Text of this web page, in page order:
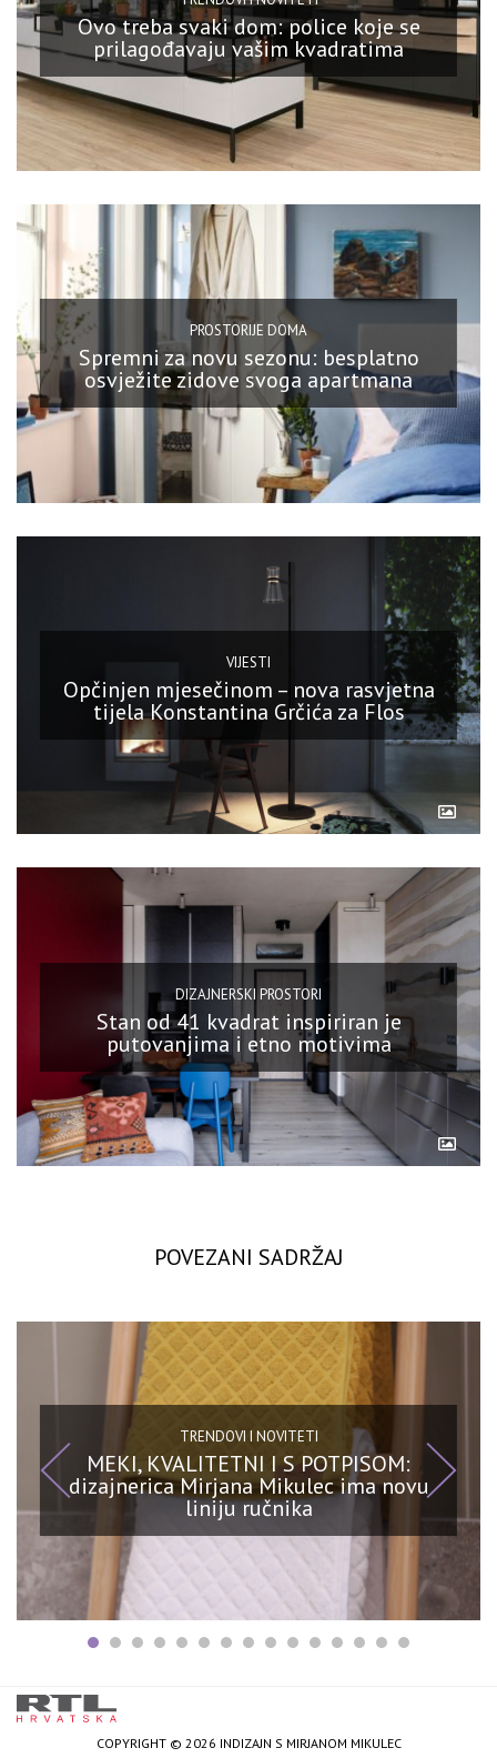
Ovo treba svaki dom: police koje se
prilagođavaju vašim kvadratima
PROSTORIJE DOMA
Spremni za novu sezonu: besplatno
osvježite zidove svoga apartmana
VIJESTI
Opčinjen mjesečinom – nova rasvjetna
tijela Konstantina Grčića za Flos
DIZAJNERSKI PROSTORI
Stan od 41 kvadrat inspiriran je
putovanjima i etno motivima
POVEZANI SADRŽAJ
TRENDOVI I NOVITETI
MEKI, KVALITETNI I S POTPISOM:
dizajnerica Mirjana Mikulec ima novu
liniju ručnika
COPYRIGHT © 2026 INDIZAJN S MIRJANOM MIKULEC